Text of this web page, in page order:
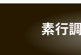
素行